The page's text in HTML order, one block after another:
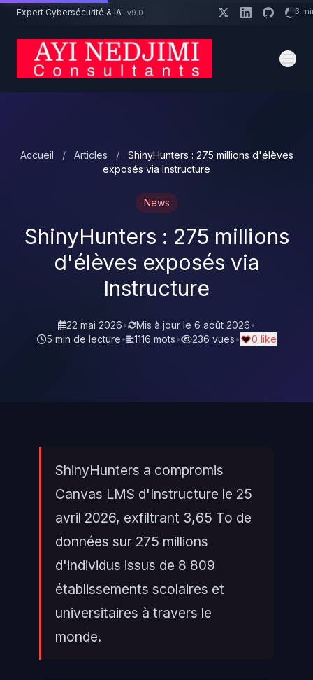
Aller au contenu principal
Expert Cybersécurité & IA v9.0
Accueil / Articles /
ShinyHunters : 275 millions d'élèves
exposés via Instructure
News
ShinyHunters : 275 millions
d'élèves exposés via
Instructure
22 mai 2026• Mis à jour le 6 août 2026•
5 min de lecture• 1116 mots• 236 vues• 0 like
ShinyHunters a compromis
Canvas LMS d'Instructure le 25
avril 2026, exfiltrant 3,65 To de
données sur 275 millions
d'individus issus de 8 809
établissements scolaires et
universitaires à travers le
monde.
Un projet cybersécurité ? 3